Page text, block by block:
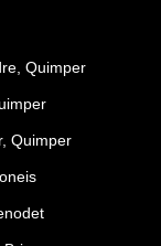
Quimper
Quimper